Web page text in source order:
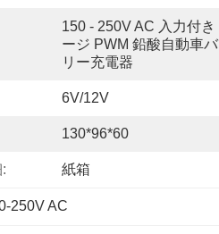
150 - 250V AC 入力付き
ージ PWM 鉛酸自動車
リー充電器
6V/12V
130*96*60
紙箱
250V AC